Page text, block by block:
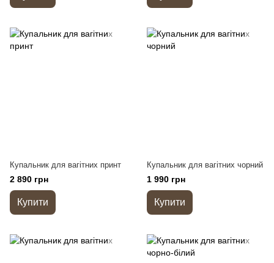
Купальник для вагітних принт
2 890 грн
Купити
Купальник для вагітних чорний
1 990 грн
Купити